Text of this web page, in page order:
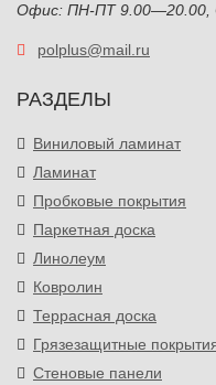
Офис: ПН-ПТ 9.00—20.00,
polplus@mail.ru
РАЗДЕЛЫ
Виниловый ламинат
Ламинат
Пробковые покрытия
Паркетная доска
Линолеум
Ковролин
Террасная доска
Грязезащитные
Стеновые панели